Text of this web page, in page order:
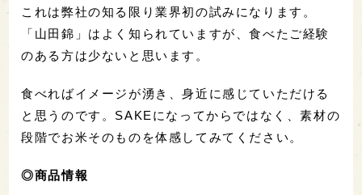
これは弊社の知る限り業界初の試みになります。
「山田錦」はよく知られていますが、食べたご経験
のある方は少ないと思います。
食べればイメージが湧き、身近に感じていただける
と思うのです。SAKEになってからではなく、素材の
段階でお米そのものを体感してみてください。
◎商品情報